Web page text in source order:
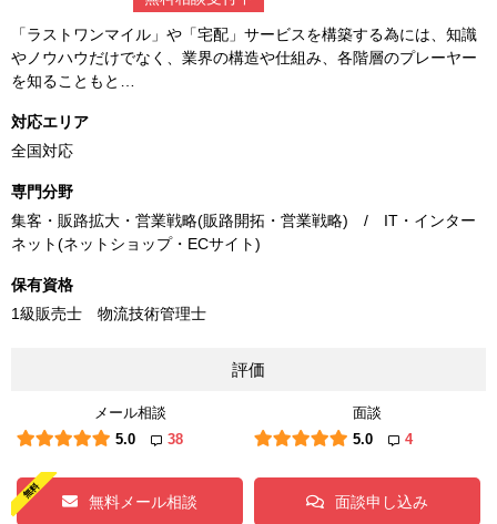
「ラストワンマイル」や「宅配」サービスを構築する為には、知識
やノウハウだけでなく、業界の構造や仕組み、各階層のプレーヤー
を知ることもと…
対応エリア
全国対応
専門分野
集客・販路拡大・営業戦略(販路開拓・営業戦略) / IT・インター
ネット(ネットショップ・ECサイト)
保有資格
1級販売士 物流技術管理士
評価
メール相談
5.0
38
面談
5.0
4
無料メール相談 面談申し込み